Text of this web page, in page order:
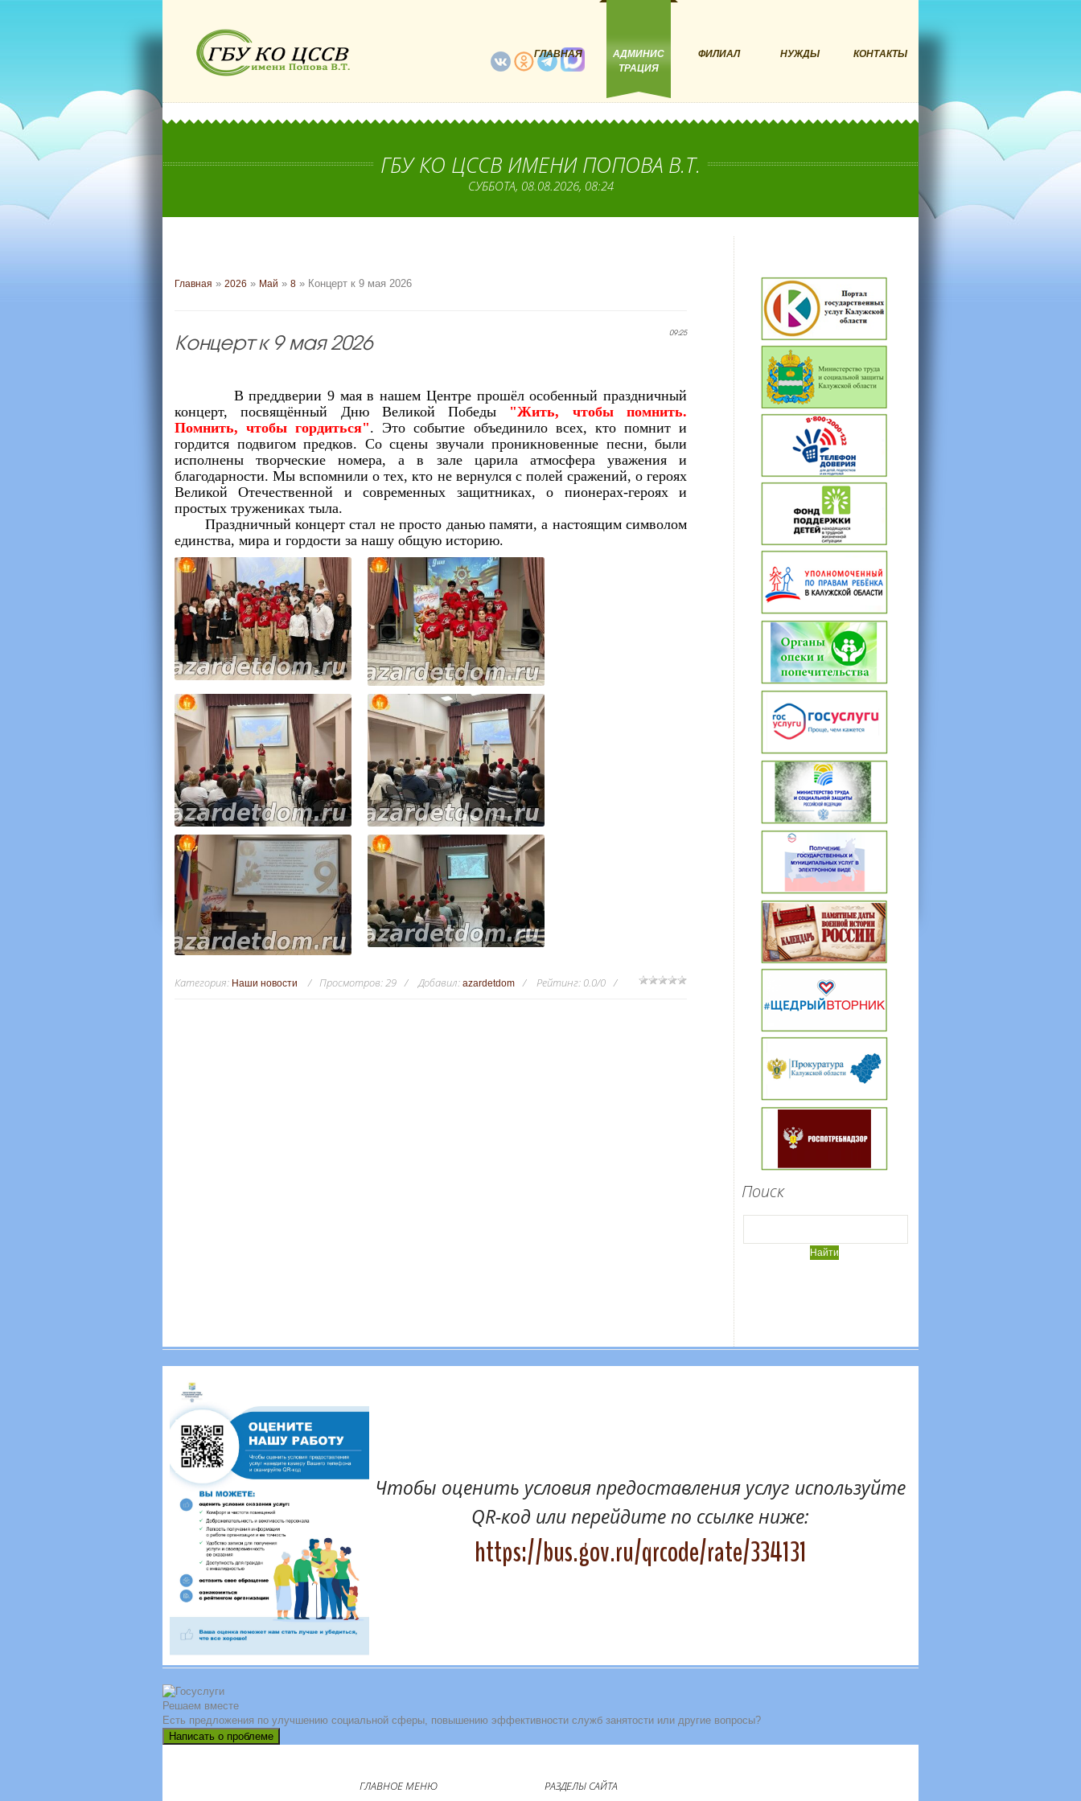
ГЛАВНАЯ
АДМИНИС
ТРАЦИЯ
ФИЛИАЛ НУЖДЫ КОНТАКТЫ
ГБУ КО ЦССВ ИМЕНИ ПОПОВА В.Т.
СУББОТА, 08.08.2026, 08:24
Главная » 2026 » Май » 8 » Концерт к 9 мая 2026
09:25
Концерт к 9 мая 2026
В преддверии 9 мая в нашем Центре прошёл особенный праздничный
концерт, посвящённый Дню Великой Победы "Жить, чтобы помнить.
Помнить, чтобы гордиться". Это событие объединило всех, кто помнит и
гордится подвигом предков. Со сцены звучали проникновенные песни, были
исполнены творческие номера, а в зале царила атмосфера уважения и
благодарности. Мы вспомнили о тех, кто не вернулся с полей сражений, о героях
Великой Отечественной и современных защитниках, о пионерах-героях и
простых тружениках тыла.
Праздничный концерт стал не просто данью памяти, а настоящим символом
единства, мира и гордости за нашу общую историю.
Категория: Наши новости Просмотров:29 Добавил: azardetdom Рейтинг: 0.0/0
Поиск
Чтобы оценить условия предоставления услуг используйте
QR-код или перейдите по ссылке ниже:
https://bus.gov.ru/qrcode/rate/334131
Решаем вместе
Есть предложения по улучшению социальной сферы, повышению эффективности служб занятости или другие вопросы?
Написать о проблеме
ГЛАВНОЕ МЕНЮ РАЗДЕЛЫ САЙТА